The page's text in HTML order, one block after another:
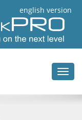
english version